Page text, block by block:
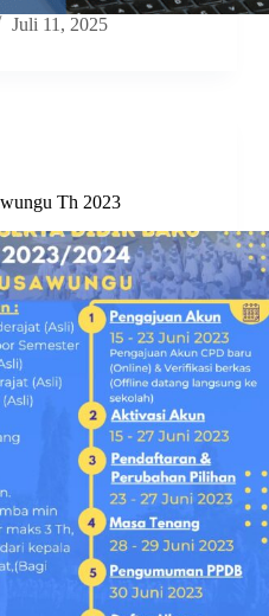
Juli 11, 2025
Th 2023